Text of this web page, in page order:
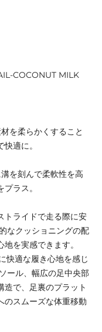
COCONUT MILK
を柔らかくすること
適に。
を刻んで柔軟性を高
ラス。
トライドで走る際に安
なクッショニングの配
を実感できます。
適な履き心地を感じ
ール、幅広の足中央部
で、足裏のプラット
のスムーズな体重移動